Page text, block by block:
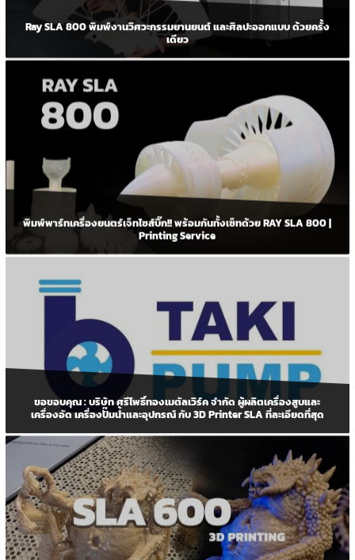
Ray SLA 800 พิมพ์งานวิศวะกรรมยานยนต์ และศิลปะออกแบบ ด้วยครั้ง
เดียว
พิมพ์พาร์ทเครื่องยนตร์เจ็ทไซส์บิ๊ก!! พร้อมกันทั้งเซ็ทด้วย RAY SLA 800 |
Printing Service
ขอขอบคุณ : บริษัท ศรีโพธิ์ทองเมตัลเวิร์ค จำกัด ผู้ผลิตเครื่องสูบและ
เครื่องอัด เครื่องปั๊มน้ำและอุปกรณ์ กับ 3D Printer SLA ที่ละเอียดที่สุด